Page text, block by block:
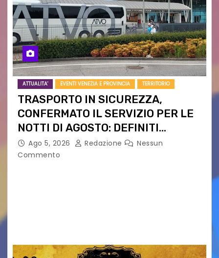
ATTUALITA' EVENTI VENEZIA E PROVINCIA TERRITORIO
TRASPORTO IN SICUREZZA,
CONFERMATO IL SERVIZIO PER LE
NOTTI DI AGOSTO: DEFINITI
PERCORSI, FERMATE E ORARIO
Ago 5, 2026 Redazione
Nessun
Commento